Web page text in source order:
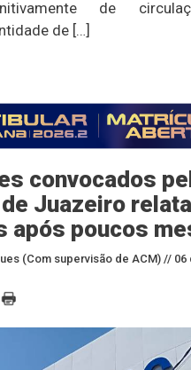
de
de […]
convocados
Juazeiro
após poucos
(Com supervisão de ACM) // 06